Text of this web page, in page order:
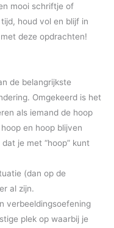
mooi schriftje of
houd vol en blijf in
deze opdrachten!
de belangrijkste
Omgekeerd is het
als iemand de hoop
en hoop blijven
je met “hoop” kunt
(dan op de
al zijn.
verbeeldingsoefening
plek op waarbij je